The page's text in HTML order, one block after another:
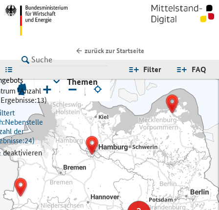
zurück zur Startseite
FAQ
Filter
(Anzahl
13)
Nebenstelle
der
24)
deaktivieren
Themen
+ −